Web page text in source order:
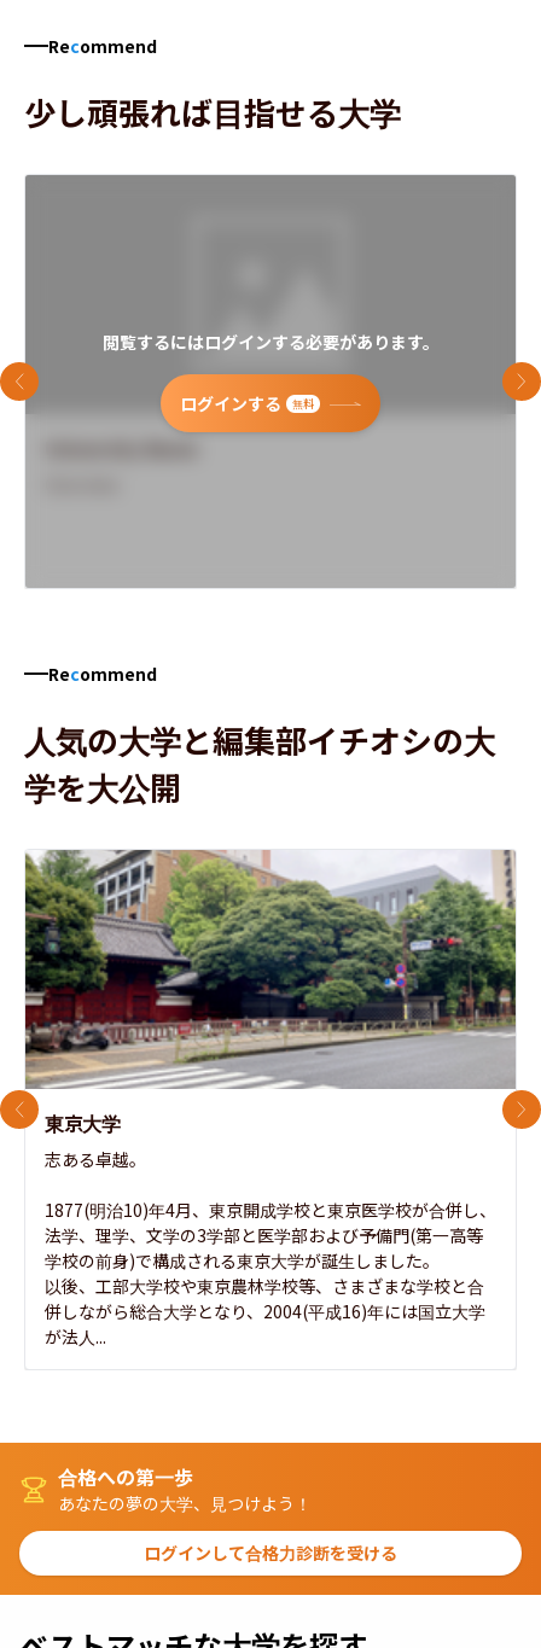
Recommend
少し頑張れば目指せる大学
閲覧するにはログインする必要があります。
ログインする 無料
前のスライド 次
Recommend
人気の大学と編集部イチオシの大
学を大公開
東京大学
志ある卓越。
1877(明治10)年4月、東京開成学校と東京医学校が合併し、
法学、理学、文学の3学部と医学部および予備門(第一高等
学校の前身)で構成される東京大学が誕生しました。
以後、工部大学校や東京農林学校等、さまざまな学校と合
併しながら総合大学となり、2004(平成16)年には国立大学
が法人...
前のスライド 次
合格への第一歩
あなたの夢の大学、見つけよう！
ログインして合格力診断を受ける